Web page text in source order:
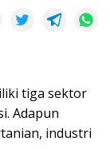
tiga sektor
Adapun
industri